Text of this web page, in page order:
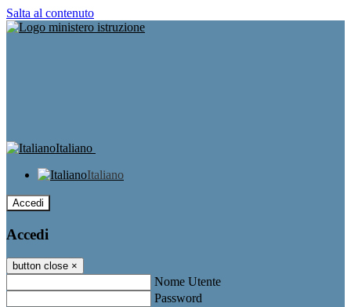
Salta al contenuto
Italiano
Italiano
Accedi
Accedi
button close ×
Nome Utente
Password